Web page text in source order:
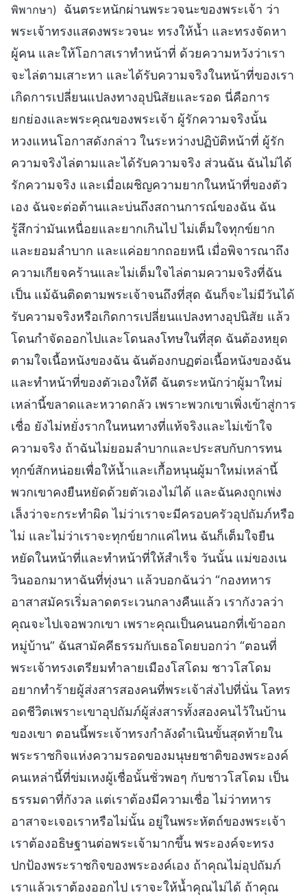
พิพากษา)
ฉันตระหนักผ่านพระวจนะของพระเจ้า ว่า
พระเจ้าทรงแสดงพระวจนะ ทรงให้น้ำ และทรงจัดหา
ผู้คน และให้โอกาสเราทำหน้าที่ ด้วยความหวังว่าเรา
จะไล่ตามเสาะหา และได้รับความจริงในหน้าที่ของเรา
เกิดการเปลี่ยนแปลงทางอุปนิสัยและรอด นี่คือการ
ยกย่องและพระคุณของพระเจ้า ผู้รักความจริงนั้น
หวงแหนโอกาสดังกล่าว ในระหว่างปฏิบัติหน้าที่ ผู้รัก
ความจริงไล่ตามและได้รับความจริง ส่วนฉัน ฉันไม่ได้
รักความจริง และเมื่อเผชิญความยากในหน้าที่ของตัว
เอง ฉันจะต่อต้านและบ่นถึงสถานการณ์ของฉัน ฉัน
รู้สึกว่ามันเหนื่อยและยากเกินไป ไม่เต็มใจทุกข์ยาก
และยอมลำบาก และแค่อยากถอยหนี เมื่อพิจารณาถึง
ความเกียจคร้านและไม่เต็มใจไล่ตามความจริงที่ฉัน
เป็น แม้ฉันติดตามพระเจ้าจนถึงที่สุด ฉันก็จะไม่มีวันได้
รับความจริงหรือเกิดการเปลี่ยนแปลงทางอุปนิสัย แล้ว
โดนกำจัดออกไปและโดนลงโทษในที่สุด ฉันต้องหยุด
ตามใจเนื้อหนังของฉัน ฉันต้องกบฏต่อเนื้อหนังของฉัน
และทำหน้าที่ของตัวเองให้ดี ฉันตระหนักว่าผู้มาใหม่
เหล่านี้ขลาดและหวาดกลัว เพราะพวกเขาเพิ่งเข้าสู่การ
เชื่อ ยังไม่หยั่งรากในหนทางที่แท้จริงและไม่เข้าใจ
ความจริง ถ้าฉันไม่ยอมลำบากและประสบกับการทน
ทุกข์สักหน่อยเพื่อให้น้ำและเกื้อหนุนผู้มาใหม่เหล่านี้
พวกเขาคงยืนหยัดด้วยตัวเองไม่ได้ และฉันคงถูกเพ่ง
เล็งว่าจะกระทำผิด ไม่ว่าเราจะมีครอบครัวอุปถัมภ์หรือ
ไม่ และไม่ว่าเราจะทุกข์ยากแค่ไหน ฉันก็เต็มใจยืน
หยัดในหน้าที่และทำหน้าที่ให้สำเร็จ วันนั้น แม่ของเน
วินออกมาหาฉันที่ทุ่งนา แล้วบอกฉันว่า “กองทหาร
อาสาสมัครเริ่มลาดตระเวนกลางคืนแล้ว เรากังวลว่า
คุณจะไปเจอพวกเขา เพราะคุณเป็นคนนอกที่เข้าออก
หมู่บ้าน” ฉันสามัคคีธรรมกับเธอโดยบอกว่า “ตอนที่
พระเจ้าทรงเตรียมทำลายเมืองโสโดม ชาวโสโดม
อยากทำร้ายผู้ส่งสารสองคนที่พระเจ้าส่งไปที่นั่น โลทร
อดชีวิตเพราะเขาอุปถัมภ์ผู้ส่งสารทั้งสองคนไว้ในบ้าน
ของเขา ตอนนี้พระเจ้าทรงกำลังดำเนินขั้นสุดท้ายใน
พระราชกิจแห่งความรอดของมนุษยชาติของพระองค์
คนเหล่านี้ที่ข่มเหงผู้เชื่อนั้นชั่วพอๆ กับชาวโสโดม เป็น
ธรรมดาที่กังวล แต่เราต้องมีความเชื่อ ไม่ว่าทหาร
อาสาจะเจอเราหรือไม่นั้น อยู่ในพระหัตถ์ของพระเจ้า
เราต้องอธิษฐานต่อพระเจ้ามากขึ้น พระองค์จะทรง
ปกป้องพระราชกิจของพระองค์เอง ถ้าคุณไม่อุปถัมภ์
เราแล้วเราต้องออกไป เราจะให้น้ำคุณไม่ได้ ถ้าคุณ